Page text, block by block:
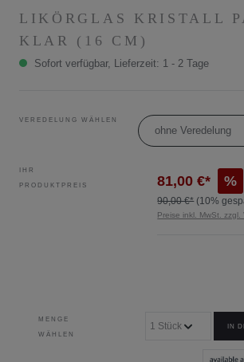
LIKÖRGLAS KRISTALL
KLAR (16 CM)
Sofort verfügbar, Lieferzeit: 1 - 2 Tage
VEREDELUNG WÄHLEN
ohne Veredelung
IHR
PRODUKTPREIS 81,00 €* %
90,00 €* (10%
Preise inkl. MwSt. zzgl.
MENGE
WÄHLEN
IN